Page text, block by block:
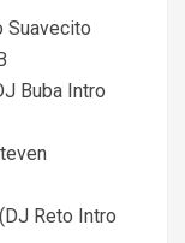
Suavecito
Buba Intro
Reto Intro